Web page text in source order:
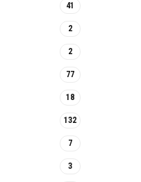
41
2
2
77
18
132
7
3